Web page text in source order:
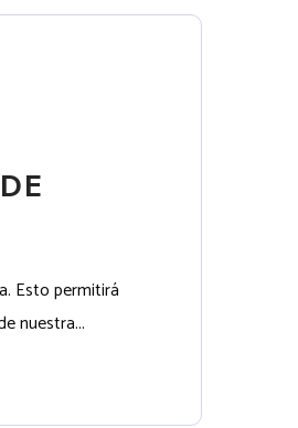
Esto permitirá
nuestra...